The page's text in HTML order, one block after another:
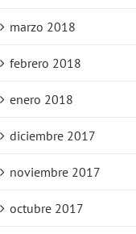
marzo 2018
febrero 2018
enero 2018
diciembre 2017
noviembre 2017
octubre 2017